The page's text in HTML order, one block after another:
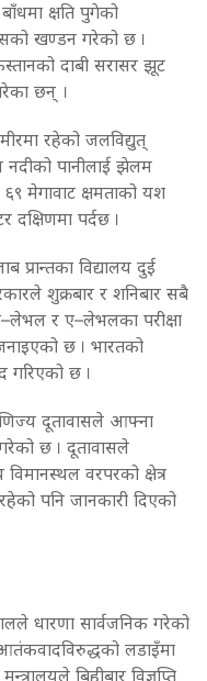
क्षति पुगेको
खण्डन गरेको छ ।
दाबी सरासर झूट
छन् ।
रहेको जलविद्युत्
नदीको पानीलाई झेलम
मेगावाट क्षमताको यश
दक्षिणमा पर्दछ ।
प्रान्तका विद्यालय दुई
शुक्रबार र शनिबार सबै
र ए–लेभलका परीक्षा
छ । भारतको
गरिएको छ ।
दूतावासले आफ्ना
छ । दूतावासले
वरपरको क्षेत्र
पनि जानकारी दिएको
धारणा सार्वजनिक गरेको
लडाइँमा
बिहीबार विज्ञप्ति